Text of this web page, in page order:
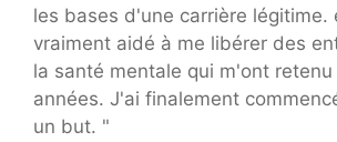
les bases d'une carrière légitime.
vraiment aidé à me libérer des
la santé mentale qui m'ont
années. J'ai finalement
un but. "